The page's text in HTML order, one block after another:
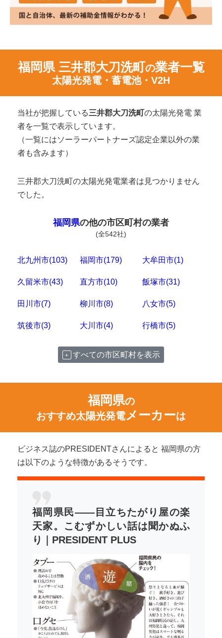
福岡県 三井郡大刀洗町の業者一覧
太陽光発電・蓄電池・V2H
当社が把握している三井郡大刀洗町の太陽光発電 業
者を一覧で表示しています。
（一覧にはソーラーパートナーズ認定企業以外の業
者も含みます）
三井郡大刀洗町の太陽光発電業者は見つかりません
でした。
福岡県の他の市区町村の業者
(全542社)
北九州市(103) 福岡市(179) 大牟田市(1)
久留米市(43) 直方市(10) 飯塚市(31)
田川市(7) 柳川市(8) 八女市(5)
筑後市(3) 大川市(4) 行橋市(5)
すべての市区町村を表示
福岡県の
おすすめ太陽光発電メーカーは
ビジネス誌のPRESIDENTさんによると 福岡県の方
は以下のような特徴があるそうです。
福岡県民――目立ちたがり屋の楽
天家。こむずかしい話は聞かぬふ
り｜PRESIDENT PLUS